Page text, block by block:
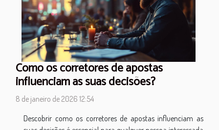
Como os corretores de apostas
influenciam as suas decisões?
8 de janeiro de 2026 12:54
Descobrir como os corretores de apostas influenciam as